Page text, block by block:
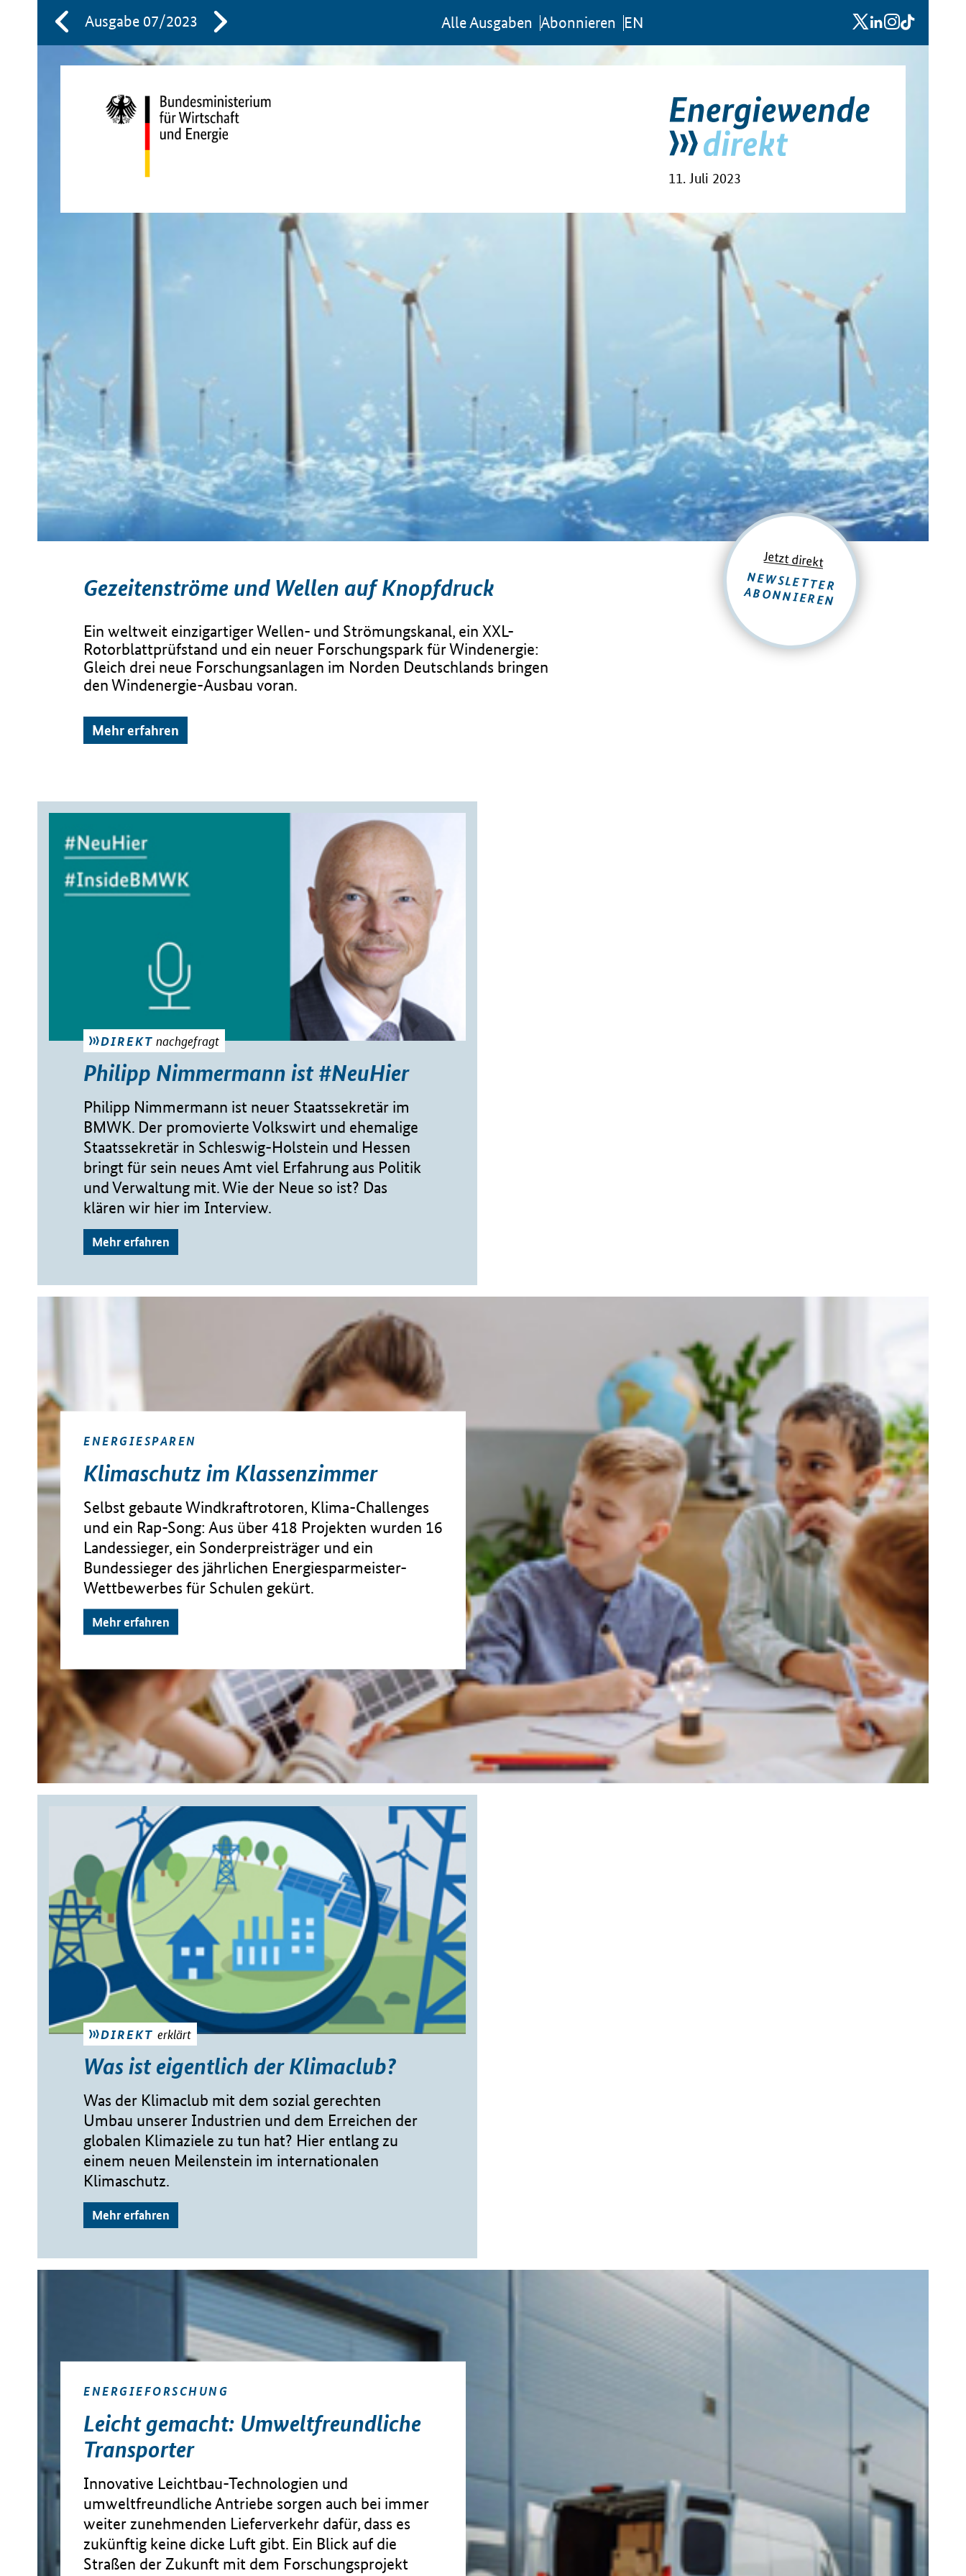
Ausgabe 07/2023 Al­le Aus­ga­ben Abon­nie­ren EN x linkedin
instagram
11. Juli 2023
Gezeitenströme und Wellen auf Knopfdruck
Ein weltweit einzigartiger Wellen- und Strömungskanal, ein XXL-
Rotorblattprüfstand und ein neuer Forschungspark für Windenergie:
Gleich drei neue Forschungsanlagen im Norden Deutschlands bringen
den Windenergie-Ausbau voran.
Mehr erfahren
Jetzt direkt
NEWSLETTER
ABONNIEREN
DIREKT nachgefragt
Philipp Nimmermann ist #NeuHier
Philipp Nimmermann ist neuer Staatssekretär im
BMWK. Der promovierte Volkswirt und ehemalige
Staatssekretär in Schleswig-Holstein und Hessen
bringt für sein neues Amt viel Erfahrung aus Politik
und Verwaltung mit. Wie der Neue so ist? Das
klären wir hier im Interview.
Mehr erfahren
ENERGIESPAREN
Klimaschutz im Klassenzimmer
Selbst gebaute Windkraftrotoren, Klima-Challenges
und ein Rap-Song: Aus über 418 Projekten wurden 16
Landessieger, ein Sonderpreisträger und ein
Bundessieger des jährlichen Energiesparmeister-
Wettbewerbes für Schulen gekürt.
Mehr erfahren
DIREKT erklärt
Was ist eigentlich der Klimaclub?
Was der Klimaclub mit dem sozial gerechten
Umbau unserer Industrien und dem Erreichen der
globalen Klimaziele zu tun hat? Hier entlang zu
einem neuen Meilenstein im internationalen
Klimaschutz.
Mehr erfahren
ENERGIEFORSCHUNG
Leicht gemacht: Umweltfreundliche
Transporter
Innovative Leichtbau-Technologien und
umweltfreundliche Antriebe sorgen auch bei immer
weiter zunehmenden Lieferverkehr dafür, dass es
zukünftig keine dicke Luft gibt. Ein Blick auf die
Straßen der Zukunft mit dem Forschungsprojekt